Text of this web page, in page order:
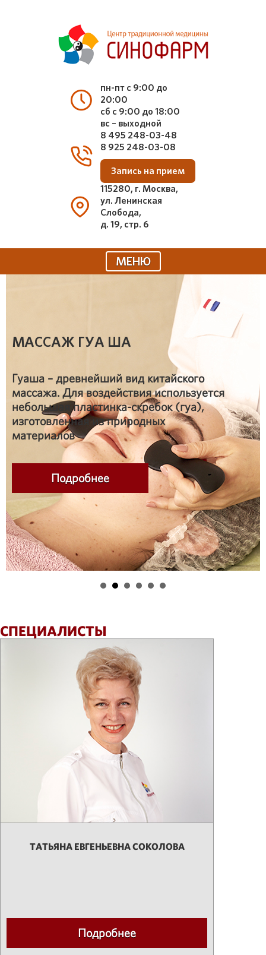
пн-пт с 9:00 до
20:00
сб с 9:00 до 18:00
вс – выходной
8 495 248-03-48
8 925 248-03-08
Запись на прием
115280, г. Москва,
ул. Ленинская
Слобода,
д. 19, стр. 6
МЕНЮ
МАССАЖ ГУА ША
Гуаша – древнейший вид китайского
массажа. Для воздействия используется
небольшая пластинка-скребок (гуа),
изготовленная из природных
материалов
Подробнее
СПЕЦИАЛИСТЫ
ТАТЬЯНА ЕВГЕНЬЕВНА СОКОЛОВА
Подробнее